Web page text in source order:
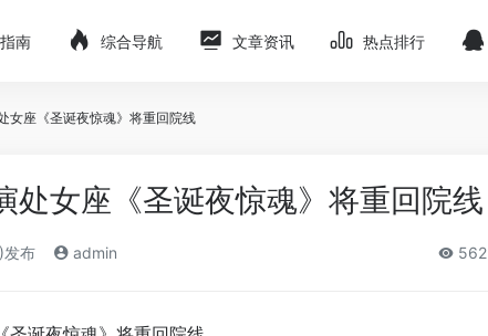
南 综合导航 文章资讯 热点排行
女座《圣诞夜惊魂》将重回院线
处女座《圣诞夜惊魂》将重回院线
布 admin 562